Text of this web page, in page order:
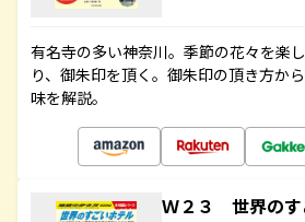
有名寺の多い神奈川。季節の花々を楽
り、御朱印を頂く。御朱印の頂き方か
味を解説。
Ｗ２３ 世界の